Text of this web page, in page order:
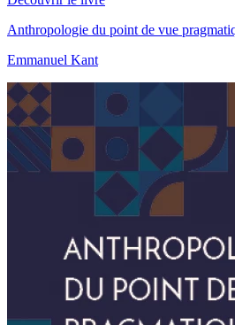
Anthropologie du point de vue
Emmanuel Kant